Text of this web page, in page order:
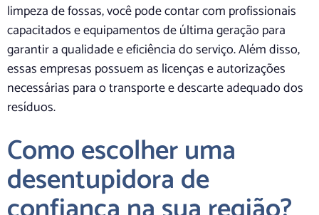
limpeza de fossas, você pode contar com profissionais
capacitados e equipamentos de última geração para
garantir a qualidade e eficiência do serviço. Além disso,
essas empresas possuem as licenças e autorizações
necessárias para o transporte e descarte adequado dos
resíduos.
Como escolher uma
desentupidora de